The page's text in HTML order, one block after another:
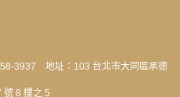
3937 地址：103 台北市大同區承德
號 8 樓之 5